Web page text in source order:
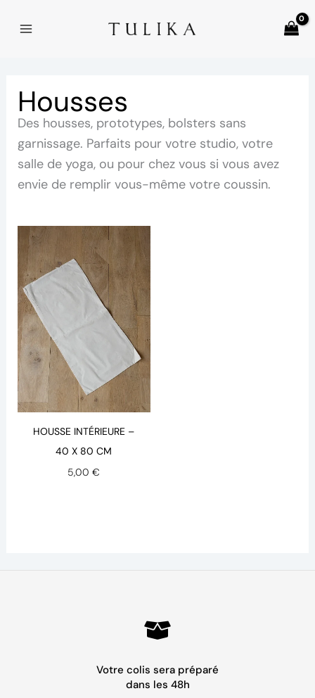
Housses
Des housses, prototypes, bolsters sans
garnissage. Parfaits pour votre studio, votre
salle de yoga, ou pour chez vous si vous avez
envie de remplir vous-même votre coussin.
HOUSSE INTÉRIEURE –
40 X 80 CM
5,00€
Votre colis sera préparé
dans les 48h